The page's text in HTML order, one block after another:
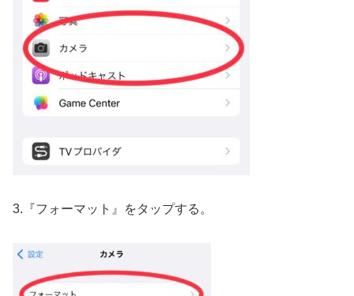
3.『フォーマット』をタップする。